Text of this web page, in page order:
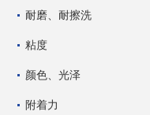
耐磨、耐擦洗
粘度
颜色、光泽
附着力